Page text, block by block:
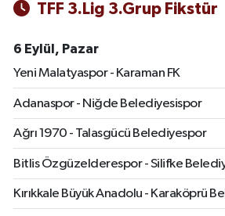
TFF 3.Lig 3.Grup Fikstür
6 Eylül, Pazar
Yeni Malatyaspor - Karaman FK
Adanaspor - Niğde Belediyesispor
Ağrı 1970 - Talasgücü Belediyespor
Bitlis Özgüzelderespor - Silifke
Kırıkkale Büyük Anadolu - Karaköprü